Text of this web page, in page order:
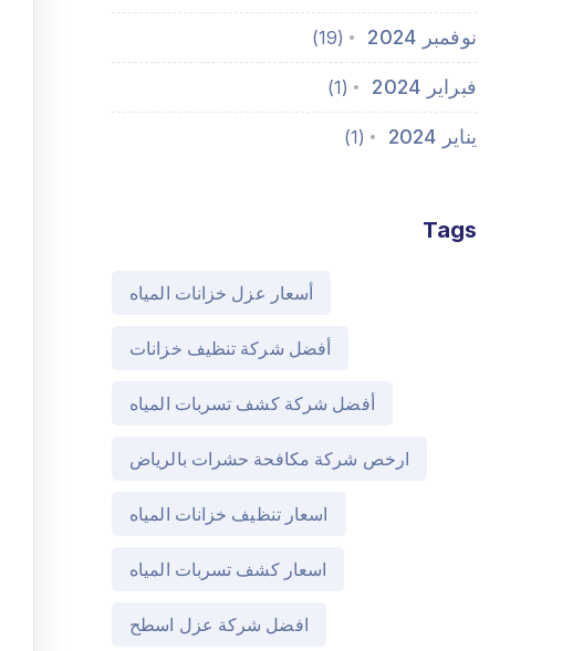
نوفمبر 2024 (19)
فبراير 2024 (1)
يناير 2024 (1)
Tags
أسعار عزل خزانات المياه
أفضل شركة تنظيف خزانات
أفضل شركة كشف تسربات المياه
ارخص شركة مكافحة حشرات بالرياض
اسعار تنظيف خزانات المياه
اسعار كشف تسربات المياه
افضل شركة عزل اسطح